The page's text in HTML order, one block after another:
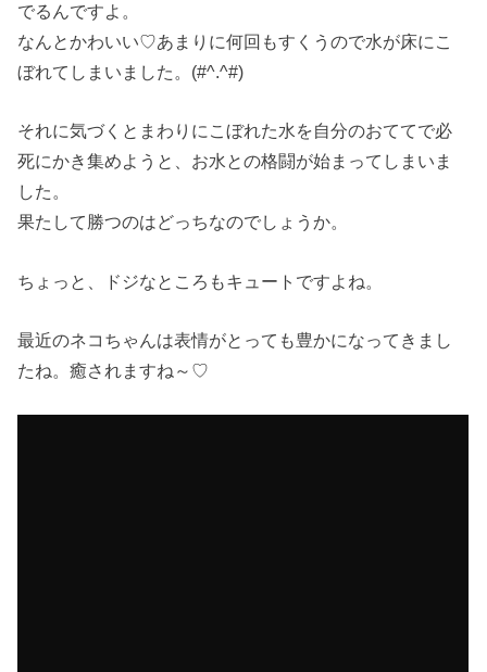
でるんですよ。
なんとかわいい♡あまりに何回もすくうので水が床にこ
ぼれてしまいました。(#^.^#)
それに気づくとまわりにこぼれた水を自分のおててで必
死にかき集めようと、お水との格闘が始まってしまいま
した。
果たして勝つのはどっちなのでしょうか。
ちょっと、ドジなところもキュートですよね。
最近のネコちゃんは表情がとっても豊かになってきまし
たね。癒されますね～♡